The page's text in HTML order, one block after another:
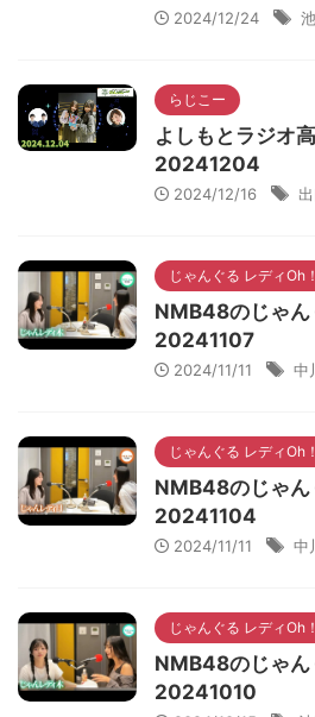
2024/12/24
らじこー
よしもとラジオ
20241204
2024/12/16
じゃんぐる レディOh！
NMB48のじゃ
20241107
2024/11/11 中
じゃんぐる レディOh！
NMB48のじゃ
20241104
2024/11/11 中
じゃんぐる レディOh！
NMB48のじゃ
20241010